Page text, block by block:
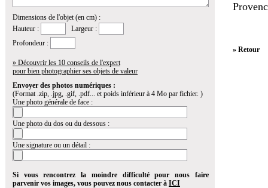
Dimensions de l'objet (en cm) :
Hauteur :
Largeur :
Profondeur :
» Découvrir les 10 conseils de l'expert
pour bien photographier ses objets de valeur
Envoyer des photos numériques :
(Format .zip, .jpg, .gif, .pdf... et poids inférieur à 4 Mo par fichier. )
Une photo générale de face :
Une photo du dos ou du dessous :
Une signature ou un détail :
Si vous rencontrez la moindre difficulté pour nous faire
parvenir vos images, vous pouvez nous contacter à ICI
» Retour